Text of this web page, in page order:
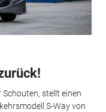
stellt einen
S-Way von